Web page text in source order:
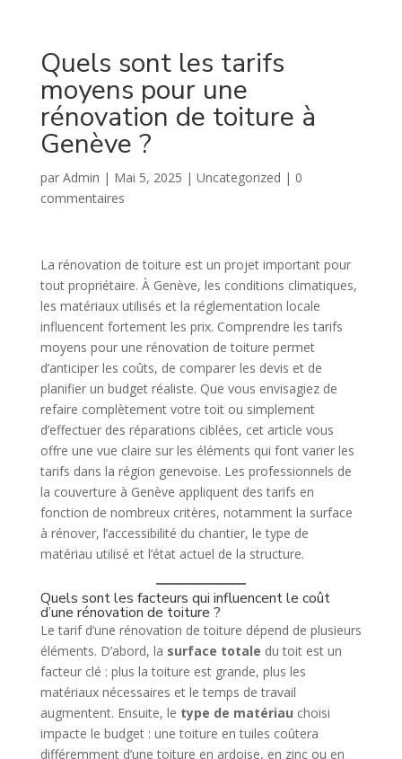
Quels sont les tarifs
moyens pour une
rénovation de toiture à
Genève ?
par Admin | Mai 5, 2025 | Uncategorized | 0
commentaires
La rénovation de toiture est un projet important pour
tout propriétaire. À Genève, les conditions climatiques,
les matériaux utilisés et la réglementation locale
influencent fortement les prix. Comprendre les tarifs
moyens pour une rénovation de toiture permet
d’anticiper les coûts, de comparer les devis et de
planifier un budget réaliste. Que vous envisagiez de
refaire complètement votre toit ou simplement
d’effectuer des réparations ciblées, cet article vous
offre une vue claire sur les éléments qui font varier les
tarifs dans la région genevoise. Les professionnels de
la couverture à Genève appliquent des tarifs en
fonction de nombreux critères, notamment la surface
à rénover, l’accessibilité du chantier, le type de
matériau utilisé et l’état actuel de la structure.
Quels sont les facteurs qui influencent le coût
d’une rénovation de toiture ?
Le tarif d’une rénovation de toiture dépend de plusieurs
éléments. D’abord, la surface totale du toit est un
facteur clé : plus la toiture est grande, plus les
matériaux nécessaires et le temps de travail
augmentent. Ensuite, le type de matériau choisi
impacte le budget : une toiture en tuiles coûtera
différemment d’une toiture en ardoise, en zinc ou en